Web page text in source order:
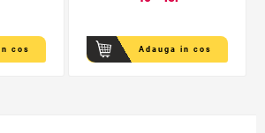
cos Adauga in cos